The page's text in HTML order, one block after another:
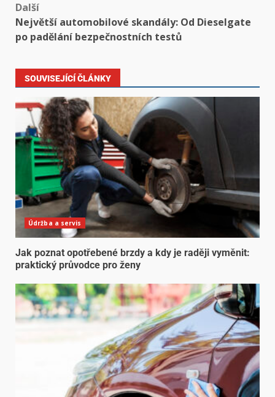
Další
Největší automobilové skandály: Od Dieselgate
po padělání bezpečnostních testů
SOUVISEJÍCÍ ČLÁNKY
Údržba a servis
Jak poznat opotřebené brzdy a kdy je raději vyměnit:
praktický průvodce pro ženy